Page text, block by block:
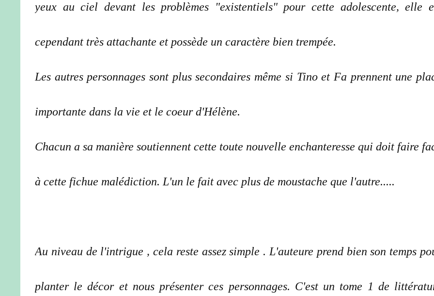
yeux au ciel devant les problèmes "existentiels" pour cette adolescente, elle
cependant très attachante et possède un caractère bien trempée.
Les autres personnages sont plus secondaires même si Tino et Fa prennent une
importante dans la vie et le coeur d'Hélène.
Chacun a sa manière soutiennent cette toute nouvelle enchanteresse qui doit faire
à cette fichue malédiction. L'un le fait avec plus de moustache que l'autre.....
Au niveau de l'intrigue , cela reste assez simple . L'auteure prend bien son temps
planter le décor et nous présenter ces personnages. C'est un tome 1 de